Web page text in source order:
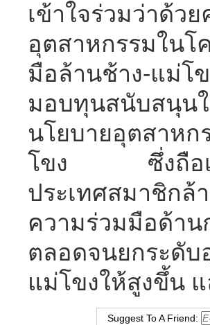
เข้าใจร่วมว่าด้ว
อุตสาหกรรมในโ
มือล้านช้าง-แม่โ
มอบทุนสนับสนุนใ
นโยบายอุตสาห
โขง ซึ่งถือเป็น
ประเทศสมาชิกล้
ความร่วมมือด้าน
ตลอดจนยกระดับ
แม่โขงให้สูงขึ้น
Suggest To A Friend: